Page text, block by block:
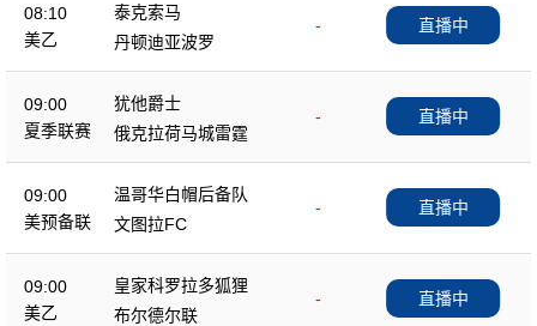
08:10
美乙
泰克索马
-
丹顿迪亚波罗
直播中
09:00
夏季联赛
犹他爵士
-
俄克拉荷马城雷霆
直播中
09:00
美预备联
温哥华白帽后备队
-
文图拉FC
直播中
09:00
美乙
皇家科罗拉多狐狸
-
布尔德尔联
直播中